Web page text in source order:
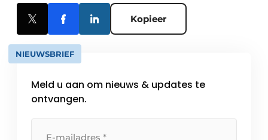
Kopieer
NIEUWSBRIEF
Meld u aan om nieuws & updates te
ontvangen.